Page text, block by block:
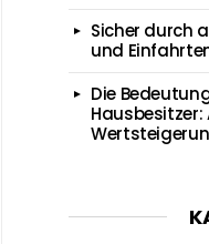
Sicher durch
und
Die
Hausbesitzer: